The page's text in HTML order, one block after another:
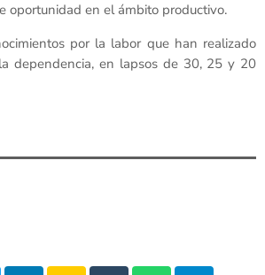
oportunidad en el ámbito productivo.
por la labor que han realizado
dependencia, en lapsos de 30, 25 y 20